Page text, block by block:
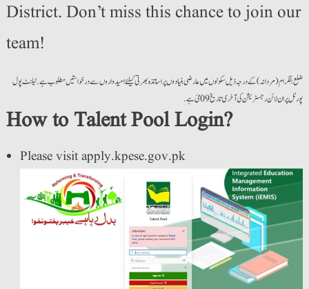
District. Don’t miss this chance to join our
team!
ضلع بٹگرام (مردانہ) کے درجہ ذیل سکولوں میں عارضی بنیادوں پر اساتذہ بھرتی کیلئے امیدواروں سے درخواستیں مطلوب ہے. ٹیلنٹ پول
پورٹل پر ان لائن رجسٹریشن کی آخری تاریخ 09 مئ ہے.
How to Talent Pool Login?
Please visit apply.kpese.gov.pk